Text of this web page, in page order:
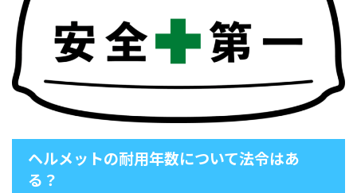
ヘルメットの耐用年数について法令はあ
る？